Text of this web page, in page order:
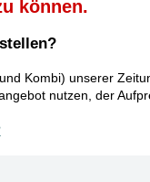
können.
Kombi) unserer
nutzen, der